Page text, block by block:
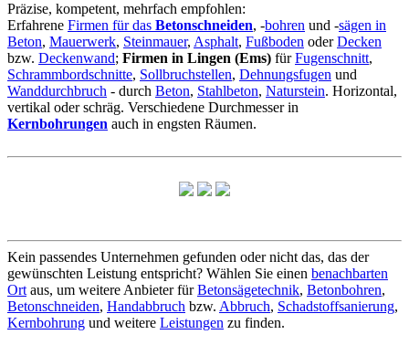
Präzise, kompetent, mehrfach empfohlen:
Erfahrene Firmen für das Betonschneiden, -bohren und -sägen in
Beton, Mauerwerk, Steinmauer, Asphalt, Fußboden oderDecken
bzw. Deckenwand; Firmen in Lingen (Ems) fürFugenschnitt,
Schrammbordschnitte, Sollbruchstellen, Dehnungsfugen und
Wanddurchbruch - durch Beton, Stahlbeton, Naturstein. Horizontal,
vertikal oder schräg. Verschiedene Durchmesser in
Kernbohrungen auch in engsten Räumen.
Kein passendes Unternehmen gefunden oder nicht das, das der
gewünschten Leistung entspricht? Wählen Sie einen benachbarten
Ort aus, um weitere Anbieter fürBetonsägetechnik, Betonbohren,
Betonschneiden, Handabbruch bzw. Abbruch, Schadstoffsanierung,
Kernbohrung und weitere Leistungen zu finden.